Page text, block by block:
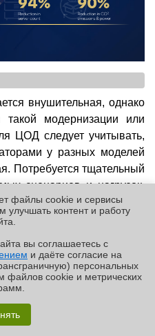
лучше?
✖
внушительная, однако
такой модернизации или
ЦОД следует учитывать,
у разных моделей
Потребуется тщательный
сценариев и нагрузок,
возможности Emerald
файлы cookie и сервисы
улучшать контент и работу
вы соглашаетесь с
и даёте согласие на
персональных
файлов cookie и метрических